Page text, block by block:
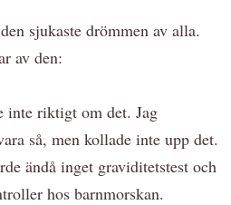
sjukaste drömmen av alla.
av den:
inte riktigt om det. Jag
så, men kollade inte upp det.
ändå inget graviditetstest och
hos barnmorskan.